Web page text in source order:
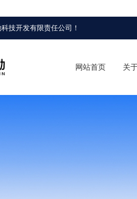
技开发有限责任公司 ！
网站首页 关